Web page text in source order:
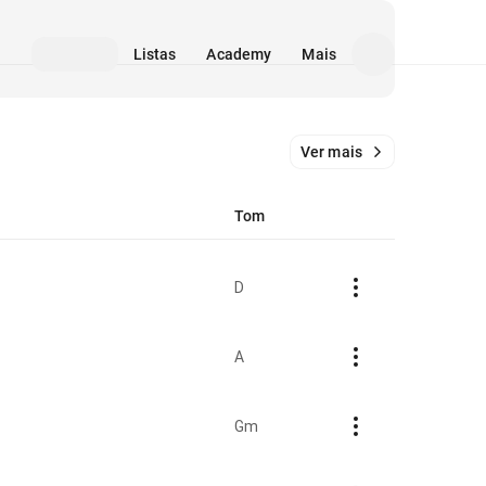
Listas Academy Mais
Ver mais
Tom
D
A
Gm